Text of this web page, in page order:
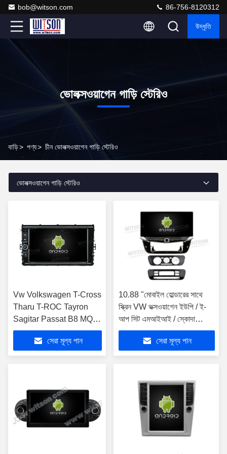
bob@witson.com 86-756-8120312
উদ্ধৃতি
ভোলক্সওয়াগেন গাড়ি স্টেরিও
বাড়ি> পণ্য> চীন ভোলক্সওয়াগেন গাড়ি স্টেরিও
ভোলক্সওয়াগেন গাড়ি স্টেরিও
Vw Volkswagen T-Cross
Tharu T-ROC Tayron
Sagitar Passat B8 MQB
2018-2021 কার মাল্টিমিডিয়া
স্টেরিও GPS কারপ্লে প্লেয়ারের
জন্য 9" স্ক্রীন
সেরা মূল্য পান
10.88 "মোবাইল হোল্ডারের সাথে
স্ক্রিন VW ভক্সওয়াগেন ইউপি / ই-
আপ সিট এমআইআই / স্কোদা
সিটিগো 2012-2015 মাল্টিমিডিয়া
স্টেরিও জিপিএস কারপ্লে প্লেয়ারের
জন্য
সেরা মূল্য পান